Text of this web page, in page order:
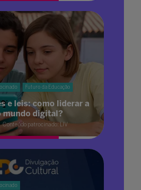
Futuro da Educação
e leis: como liderar a
mundo digital?
Conteúdo patrocinado: LIV